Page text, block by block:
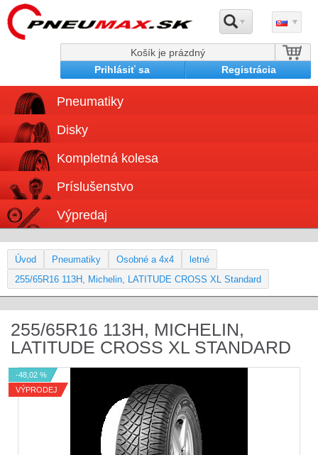
Košík je prázdný
Prihlásiť sa
Registrácia
Pneumatiky
Disky
Kompletná kolesa
Príslušenstvo
Výpredaj
Úvod Pneumatiky Osobné a 4x4
letné
255/65R16 113H, Michelin, LATITUDE CROSS XL Standard
255/65R16 113H, MICHELIN,
LATITUDE CROSS XL STANDARD
-48,02 %
VÝPRODEJ